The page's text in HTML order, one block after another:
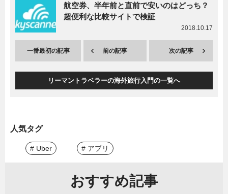
航空券、半年前と直前で安いのはどっち？
超便利な比較サイトで検証
2018.10.17
一番最初の記事 前の記事 次の記事
リーマントラベラーの海外旅行入門の一覧へ
人気タグ
# Uber # アプリ
おすすめ記事